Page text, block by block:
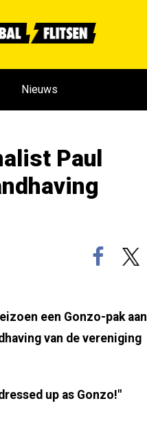
Nieuws
Paul
een Gonzo-pak aan
van de vereniging
up as Gonzo!"